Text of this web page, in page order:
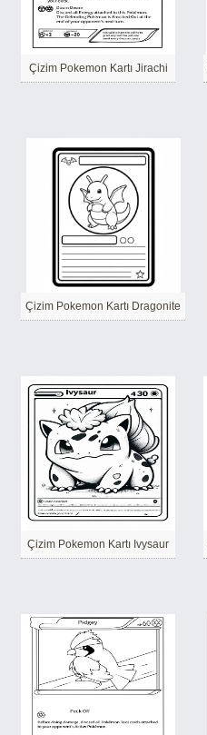
Çizim Pokemon Kartı Jirachi
Çizim Pokemon Kartı Dragonite
Çizim Pokemon Kartı Ivysaur